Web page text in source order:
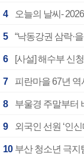
4 오늘의 날씨-
5 “낙동강권 삼락·
6 [사설] 해수부 신
7 피란마을 67년
8 부울경 주말부터
9 외국인 선원 ‘인
10 부산 청소년 극지